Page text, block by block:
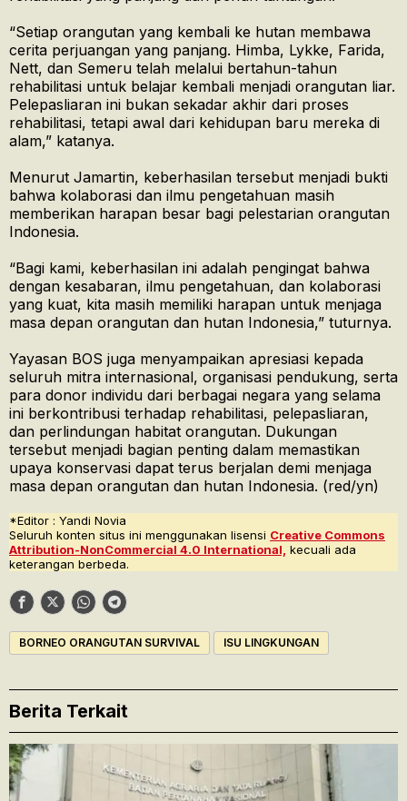
“Setiap orangutan yang kembali ke hutan membawa
cerita perjuangan yang panjang. Himba, Lykke, Farida,
Nett, dan Semeru telah melalui bertahun-tahun
rehabilitasi untuk belajar kembali menjadi orangutan liar.
Pelepasliaran ini bukan sekadar akhir dari proses
rehabilitasi, tetapi awal dari kehidupan baru mereka di
alam,” katanya.
Menurut Jamartin, keberhasilan tersebut menjadi bukti
bahwa kolaborasi dan ilmu pengetahuan masih
memberikan harapan besar bagi pelestarian orangutan
Indonesia.
“Bagi kami, keberhasilan ini adalah pengingat bahwa
dengan kesabaran, ilmu pengetahuan, dan kolaborasi
yang kuat, kita masih memiliki harapan untuk menjaga
masa depan orangutan dan hutan Indonesia,” tuturnya.
Yayasan BOS juga menyampaikan apresiasi kepada
seluruh mitra internasional, organisasi pendukung, serta
para donor individu dari berbagai negara yang selama
ini berkontribusi terhadap rehabilitasi, pelepasliaran,
dan perlindungan habitat orangutan. Dukungan
tersebut menjadi bagian penting dalam memastikan
upaya konservasi dapat terus berjalan demi menjaga
masa depan orangutan dan hutan Indonesia. (red/yn)
*Editor : Yandi Novia
Seluruh konten situs ini menggunakan lisensi Creative Commons
Attribution-NonCommercial 4.0 International, kecuali ada
keterangan berbeda.
BORNEO ORANGUTAN SURVIVAL ISU LINGKUNGAN
Berita Terkait